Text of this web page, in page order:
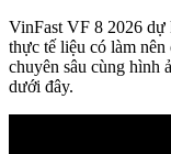
VinFast VF 8 2026 dự
thực tế liệu có làm
chuyên sâu cùng hình
dưới đây.